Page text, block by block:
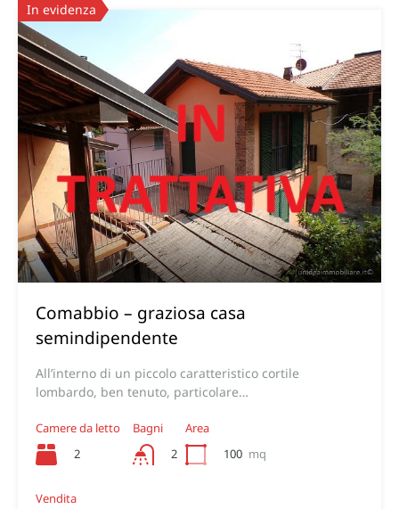
In evidenza
Comabbio – graziosa casa
semindipendente
All’interno di un piccolo caratteristico cortile
lombardo, ben tenuto, particolare…
Camere da letto
2
Bagni
2
Area
100 mq
Vendita